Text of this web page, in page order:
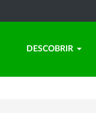
DESCOBRIR